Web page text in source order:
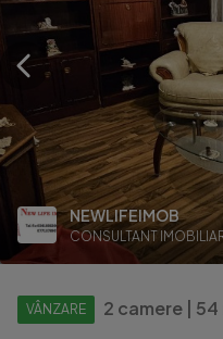
NEWLIFEIMOB
CONSULTANT
VÂNZARE 2 camere | 54